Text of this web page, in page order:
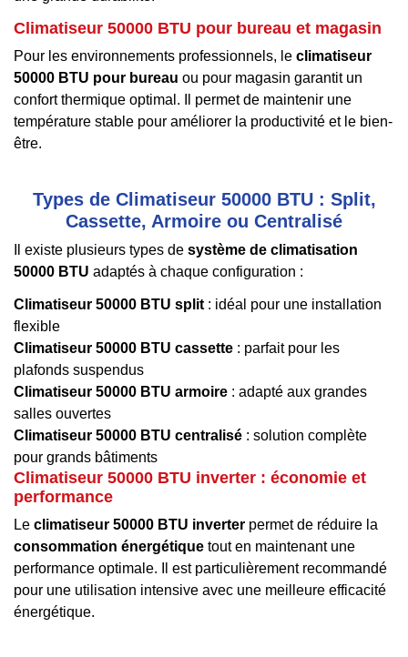
Climatiseur 50000 BTU pour bureau et magasin
Pour les environnements professionnels, le climatiseur
50000 BTU pour bureau ou pour magasin garantit un
confort thermique optimal. Il permet de maintenir une
température stable pour améliorer la productivité et le bien-
être.
Types de Climatiseur 50000 BTU : Split,
Cassette, Armoire ou Centralisé
Il existe plusieurs types de système de climatisation
50000 BTU adaptés à chaque configuration :
Climatiseur 50000 BTU split : idéal pour une installation
flexible
Climatiseur 50000 BTU cassette : parfait pour les
plafonds suspendus
Climatiseur 50000 BTU armoire : adapté aux grandes
salles ouvertes
Climatiseur 50000 BTU centralisé : solution complète
pour grands bâtiments
Climatiseur 50000 BTU inverter : économie et
performance
Le climatiseur 50000 BTU inverter permet de réduire la
consommation énergétique tout en maintenant une
performance optimale. Il est particulièrement recommandé
pour une utilisation intensive avec une meilleure efficacité
énergétique.